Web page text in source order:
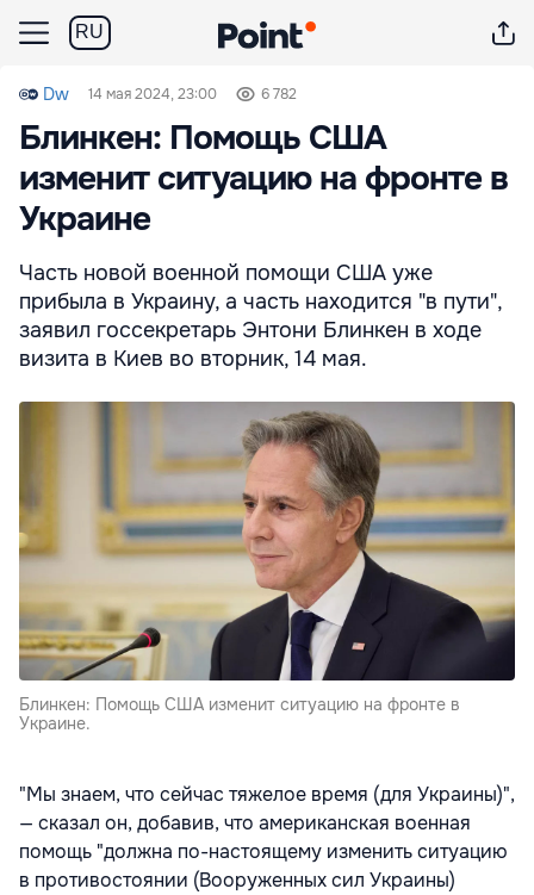
RU
Dw 14 мая 2024, 23:00 6 782
Блинкен: Помощь США
изменит ситуацию на фронте в
Украине
Часть новой военной помощи США уже
прибыла в Украину, а часть находится "в пути",
заявил госсекретарь Энтони Блинкен в ходе
визита в Киев во вторник, 14 мая.
Блинкен: Помощь США изменит ситуацию на фронте в
Украине.
"Мы знаем, что сейчас тяжелое время (для Украины)",
— сказал он, добавив, что американская военная
помощь "должна по-настоящему изменить ситуацию
в противостоянии (Вооруженных сил Украины)